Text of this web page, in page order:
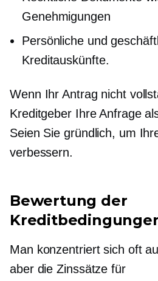
Genehmigungen
Persönliche und
Kreditauskünfte.
Wenn Ihr Antrag nicht
Kreditgeber Ihre Anfrage
Seien Sie gründlich, um
verbessern.
Bewertung der
Man konzentriert sich oft
aber die Zinssätze für